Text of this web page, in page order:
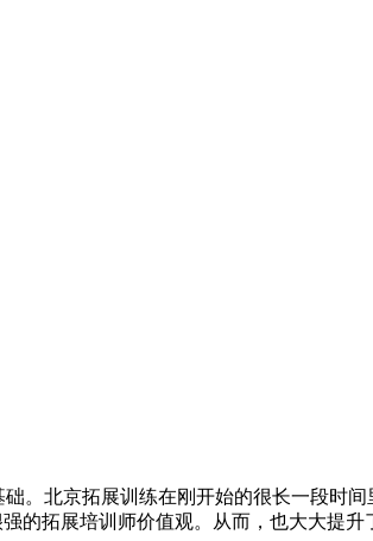
。北京拓展训练在刚开始的很长一段时间
的拓展培训师价值观。从而，也大大提